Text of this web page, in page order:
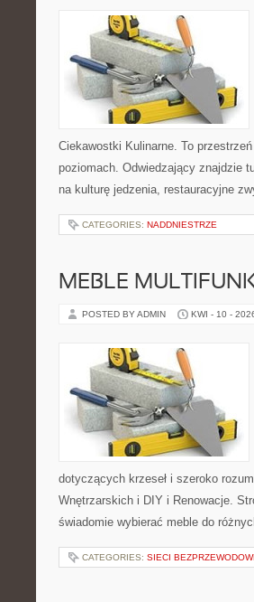
Ciekawostki Kulinarne. To
poziomach. Odwiedzający znajdzie
na kulturę jedzenia, restauracyjne
CATEGORIES: NADDNIESTRZE
MEBLE
POSTED BY ADMIN KWI - 10 -
dotyczących krzeseł i szeroko
Wnętrzarskich i DIY i Renowacje.
świadomie wybierać meble do
CATEGORIES: SIECI